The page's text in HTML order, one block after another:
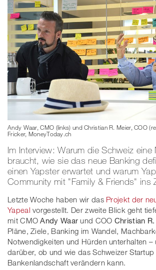
Andy Waar, CMO (links) und Christian R. Meier, COO
Fricker, MoneyToday.ch
Im Interview: Warum die Schweiz eine
braucht, wie sie das neue Banking
einen Yapster erwartet und warum
Community mit "Family & Friends" ins
Letzte Woche haben wir das Projekt der
Yapeal vorgestellt. Der zweite Blick geht
mit CMOAndy Waar und COO Christian
Pläne, Ziele, Banking im Wandel,
Notwendigkeiten und Hürden unterhalten –
darüber, ob und wie das Schweizer Startup
Bankenlandschaft verändern kann.